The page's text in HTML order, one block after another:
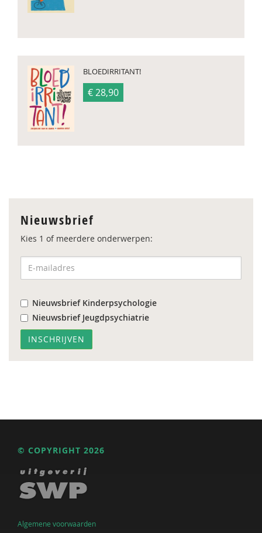
BLOEDIRRITANT!
€ 28,90
Nieuwsbrief
Kies 1 of meerdere onderwerpen:
Nieuwsbrief Kinderpsychologie
Nieuwsbrief Jeugdpsychiatrie
© COPYRIGHT 2026
Algemene voorwaarden